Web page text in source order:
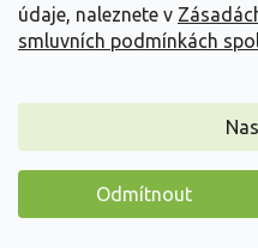
údaje, naleznete v
smluvních podmínkách
Odmítnout
🍓 TIP PRO MAXIMÁLNÍ
až deset dní dříve,
hned na začátku
Textilie pod sebou
kvetení a zároveň
přízemními mrazíky.Máme pro